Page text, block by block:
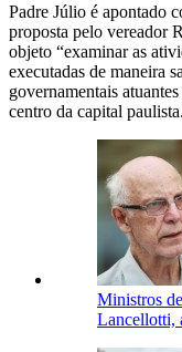
Padre Júlio é apontado
proposta pelo vereador
objeto “examinar as
executadas de maneira
governamentais
centro da capital paulista.
Ministros
Lancellotti,